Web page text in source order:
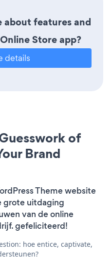
about features and
Store app?
details
of
Brand
Theme website
grote uitdaging
van de online
gefeliciteerd!
hoe entice, captivate,